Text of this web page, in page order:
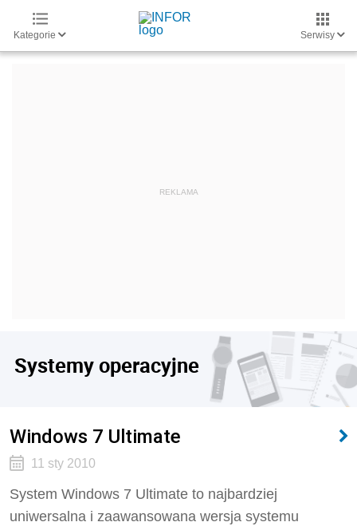
Kategorie Serwisy
Systemy operacyjne
Windows 7 Ultimate
11 sty 2010
System Windows 7 Ultimate to najbardziej
uniwersalna i zaawansowana wersja systemu